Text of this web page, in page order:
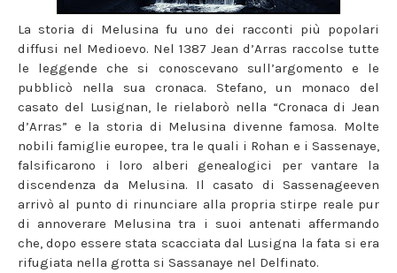
La storia di Melusina fu uno dei racconti più popolari
diffusi nel Medioevo. Nel 1387 Jean d’Arras raccolse tutte
le leggende che si conoscevano sull’argomento e le
pubblicò nella sua cronaca. Stefano, un monaco del
casato del Lusignan, le rielaborò nella “Cronaca di Jean
d’Arras” e la storia di Melusina divenne famosa. Molte
nobili famiglie europee, tra le quali i Rohan e i Sassenaye,
falsificarono i loro alberi genealogici per vantare la
discendenza da Melusina. Il casato di Sassenageeven
arrivò al punto di rinunciare alla propria stirpe reale pur
di annoverare Melusina tra i suoi antenati affermando
che, dopo essere stata scacciata dal Lusigna la fata si era
rifugiata nella grotta si Sassanaye nel Delfinato.